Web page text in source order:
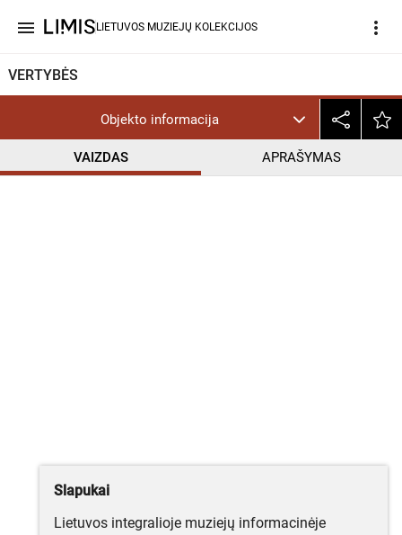
menu LIETUVOS MUZIEJŲ KOLEKCIJOS more_vert
VERTYBĖS
Objekto informacija
VAIZDAS APRAŠYMAS
Slapukai
Lietuvos integralioje muziejų informacinėje